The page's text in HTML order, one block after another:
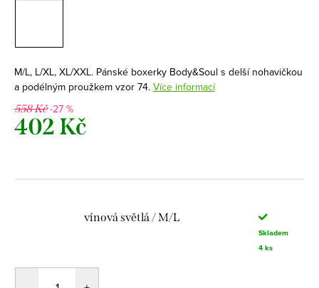
M/L, L/XL, XL/XXL. Pánské boxerky Body&Soul s delší nohavičkou
a podélným proužkem vzor 74. Více informací
558 Kč-27 %
402 Kč
vínová světlá / M/L
Skladem
4 ks